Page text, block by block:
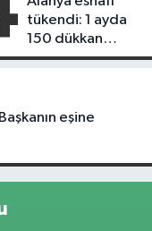
tükendi: 1 ayda
150 dükkan
kapandı
eşine